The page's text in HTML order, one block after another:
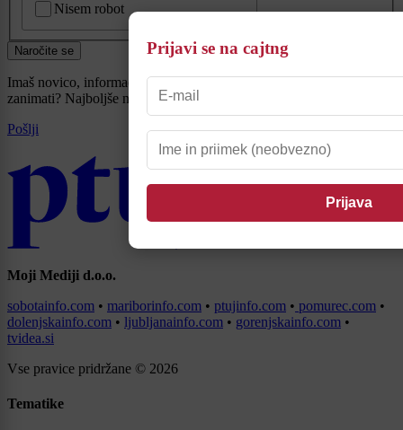
Nisem robot
Naročite se
Imaš novico, informacijo, fotografijo ali video, ki bi nas utegnila
zanimati? Najboljše nagradimo.
Pošlji
Moji Mediji d.o.o.
sobotainfo.com • mariborinfo.com • ptujinfo.com • pomurec.com •
dolenjskainfo.com • ljubljanainfo.com • gorenjskainfo.com •
tvidea.si
Vse pravice pridržane © 2026
Tematike
Prijavi se na cajtng